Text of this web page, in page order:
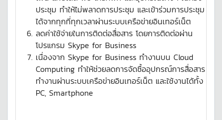
ประชุม ทำให้ไม่พลาดการประชุม และเข้าร่วมการประชุม
ได้จากทุกที่ทุกเวลาผ่านระบบเครือข่ายอินเทอร์เน็ต
ลดค่าใช้จ่ายในการติดต่อสื่อสาร โดยการติดต่อผ่าน
โปรแกรม Skype for Business
เนื่องจาก Skype for Business ทำงานบน Cloud
Computing ทำให้ช่วยลดการจัดซื้ออุปกรณ์การสื่อสาร
ทำงานผ่านระบบเครือข่ายอินเทอร์เน็ต และใช้งานได้ทั้ง
PC, Smartphone